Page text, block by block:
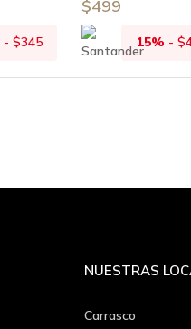
- $345
$499
15% -$
NUESTRAS
Carrasco